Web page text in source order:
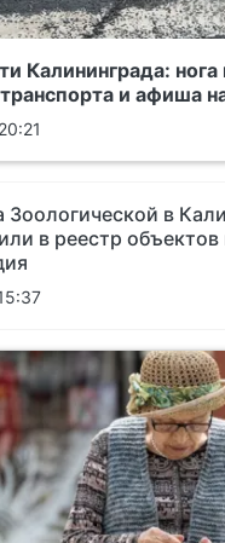
Калининграда: нога
и афиша
Зоологической в
в реестр объектов